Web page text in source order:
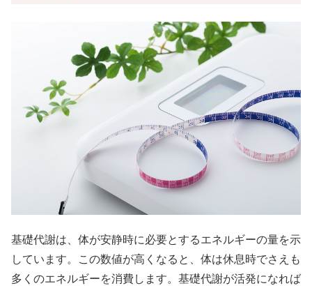
基礎代謝は、体が安静時に必要とするエネルギーの量を示
しています。この数値が高くなると、体は休息時でさえも
多くのエネルギーを消費します。基礎代謝が活発になれば